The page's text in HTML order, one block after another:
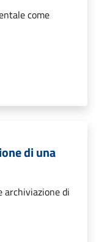
come
di una
archiviazione di